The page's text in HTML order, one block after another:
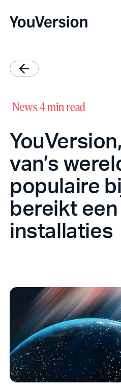
News 4 min read
van’s
populaire
bereikt
installaties